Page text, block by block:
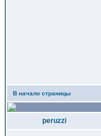
В начало страницы
peruzzi